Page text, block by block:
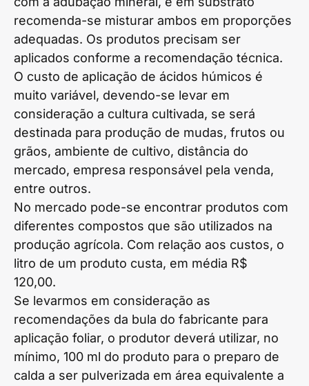
recomenda-se misturar ambos em proporções
adequadas. Os produtos precisam ser
aplicados conforme a recomendação técnica.
O custo de aplicação de ácidos húmicos é
muito variável, devendo-se levar em
consideração a cultura cultivada, se será
destinada para produção de mudas, frutos ou
grãos, ambiente de cultivo, distância do
mercado, empresa responsável pela venda,
entre outros.
No mercado pode-se encontrar produtos com
diferentes compostos que são utilizados na
produção agrícola. Com relação aos custos, o
litro de um produto custa, em média R$
120,00.
Se levarmos em consideração as
recomendações da bula do fabricante para
aplicação foliar, o produtor deverá utilizar, no
mínimo, 100 ml do produto para o preparo de
calda a ser pulverizada em área equivalente a